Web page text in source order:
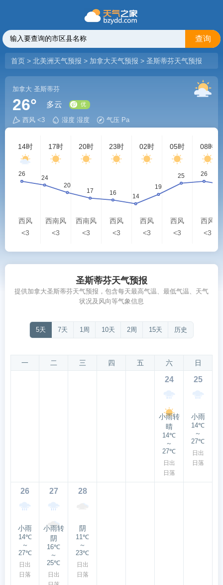
查询
首页 > 北美洲天气预报 > 加拿大天气预报 > 圣斯蒂芬天气预报
加拿大 圣斯蒂芬
26° 多云
西风 <3 湿度 湿度 气压 Pa
14时
西风
<3
17时
西南风
<3
20时
西南风
<3
23时
西风
<3
02时
西风
<3
05时
西风
<3
08时
西风
<3
圣斯蒂芬天气预报
提供加拿大圣斯蒂芬天气预报，包含每天最高气温、最低气温、天气
状况及风向等气象信息
5天 7天 1周 10天 2周 15天 历史
一 二 三 四 五 六 日
24
小雨转
晴
14℃
～
27℃
日出
日落
25
小雨
14℃
～
27℃
日出
日落
26
小雨
14℃
～
27℃
日出
日落
27
小雨转
阴
16℃
～
25℃
日出
28
阴
11℃
～
23℃
日出
日落